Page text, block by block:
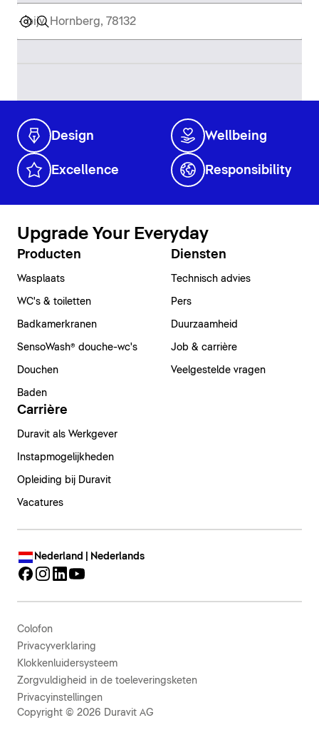
Design Wellbeing
Excellence Responsibility
Upgrade Your Everyday
Producten
Wasplaats
WC's & toiletten
Badkamerkranen
SensoWash® douche-wc's
Douchen
Baden
Diensten
Technisch advies
Pers
Duurzaamheid
Job & carrière
Veelgestelde vragen
Carrière
Duravit als Werkgever
Instapmogelijkheden
Opleiding bij Duravit
Vacatures
Nederland | Nederlands
Colofon
Privacyverklaring
Klokkenluidersysteem
Zorgvuldigheid in de toeleveringsketen
Privacyinstellingen
Copyright © 2026 Duravit AG